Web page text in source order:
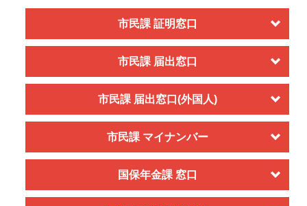
メール通知登録
混雑予想カレンダー
市民課 証明窓口
市民課 届出窓口
市民課 届出窓口(外国人)
市民課 マイナンバー
国保年金課 窓口